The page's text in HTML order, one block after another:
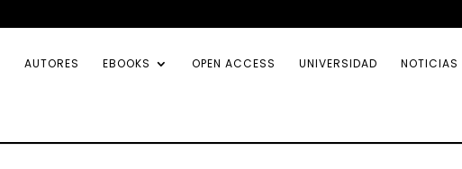
AUTORES EBOOKS OPEN ACCESS UNIVERSIDAD NOTICIAS